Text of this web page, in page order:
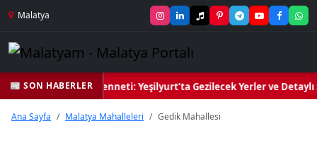
Malatya
📰 SON HABERLER
Kalbi ve Kültür Cenneti: Yeşilyurt’ta Gezilecek Yerler ve Detaylı
Ana Sayfa Malatya Mahalleleri Gedik Mahallesi